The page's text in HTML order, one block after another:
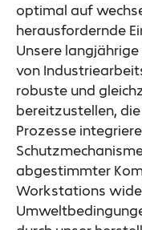
optimal auf
herausfordernde
Unsere
von
robuste und
bereitzustellen,
Prozesse
abgestimmter
Workstations